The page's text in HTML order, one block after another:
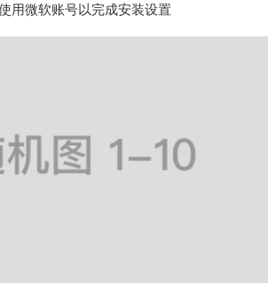
用微软账号以完成安装设置